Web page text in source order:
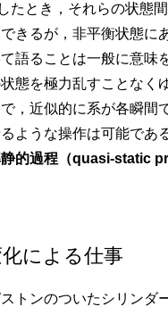
たとき，それらの状態
きるが，非平衡状態に
語ることは一般に意味
態を極力乱すことなく
，近似的に系が各瞬間
ような操作は可能であ
的過程（quasi-static
による仕事
トンのついたシリンダ